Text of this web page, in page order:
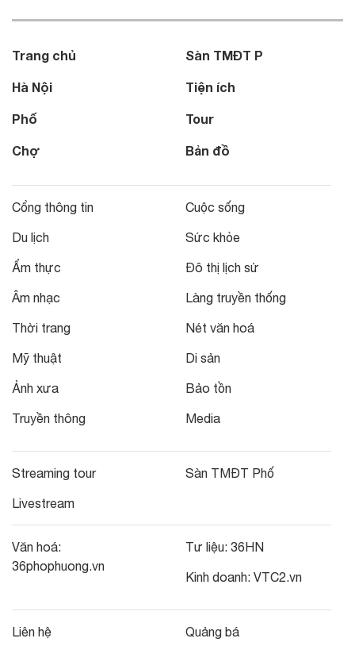
Trang chủ
Hà Nội
Phố
Chợ
Sàn TMĐT P
Tiện ích
Tour
Bản đồ
Cổng thông tin
Du lịch
Ẩm thực
Âm nhạc
Thời trang
Mỹ thuật
Ảnh xưa
Truyền thông
Cuộc sống
Sức khỏe
Đô thị lịch sử
Làng truyền thống
Nét văn hoá
Di sản
Bảo tồn
Media
Streaming tour
Livestream
Sàn TMĐT Phố
Văn hoá:
36phophuong.vn
Tư liệu: 36HN
Kinh doanh: VTC2.vn
Liên hệ Quảng bá